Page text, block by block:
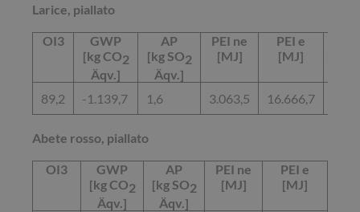
Larice, piallato
OI3
GWP
[kg CO2
Äqv.]
AP
[kg SO2
Äqv.]
PEI ne
[MJ]
PEI e
[MJ]
89,2
-1.139,7 1,6 3.063,5 16.666,7
Abete rosso, piallato
OI3
GWP
[kg CO2
Äqv.]
AP
[kg SO2
Äqv.]
PEI ne
[MJ]
PEI e
[MJ]